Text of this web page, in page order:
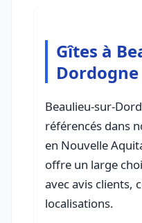
Gîtes à
Dordogne
Beaulieu-sur-
référencés dans
en Nouvelle
offre un large
avec avis clients,
localisations.